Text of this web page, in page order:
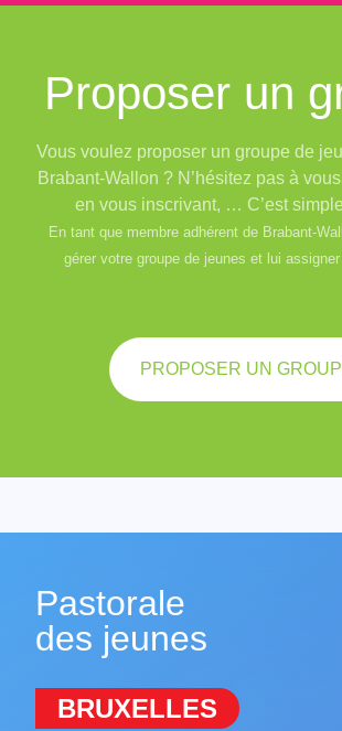
Proposer un
Vous voulez proposer un groupe de
Brabant-Wallon ? N’hésitez pas à
en vous inscrivant, … C’est
En tant que membre adhérent de Brabant-
gérer votre groupe de jeunes et lui
PROPOSER UN
Pastorale
des jeunes
BRUXELLES